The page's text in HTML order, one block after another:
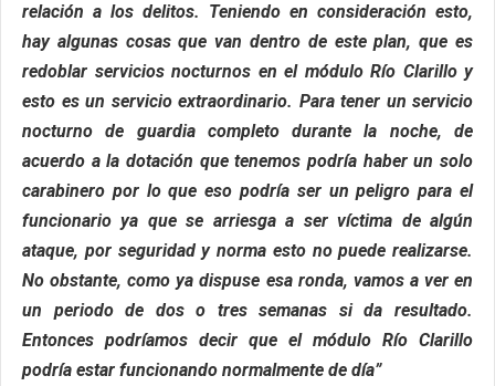
relación a los delitos. Teniendo en consideración esto,
hay algunas cosas que van dentro de este plan, que es
redoblar servicios nocturnos en el módulo Río Clarillo y
esto es un servicio extraordinario. Para tener un servicio
nocturno de guardia completo durante la noche, de
acuerdo a la dotación que tenemos podría haber un solo
carabinero por lo que eso podría ser un peligro para el
funcionario ya que se arriesga a ser víctima de algún
ataque, por seguridad y norma esto no puede realizarse.
No obstante, como ya dispuse esa ronda, vamos a ver en
un periodo de dos o tres semanas si da resultado.
Entonces podríamos decir que el módulo Río Clarillo
podría estar funcionando normalmente de día”